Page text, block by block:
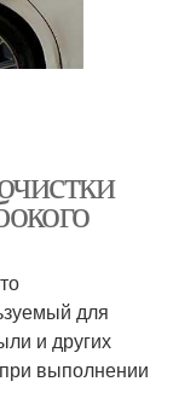
для
и других
выполнении